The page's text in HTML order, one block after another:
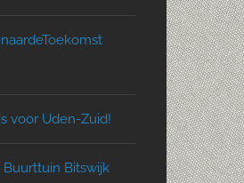
voor Uden-Zuid!
Buurttuin Bitswijk